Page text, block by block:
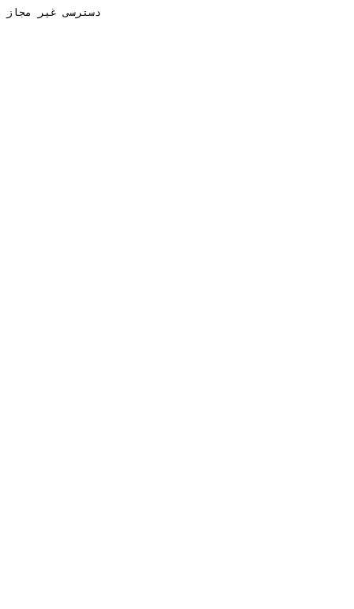
دسترسی غیر مجاز